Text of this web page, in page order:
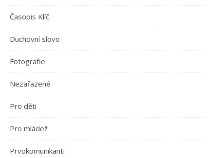
Časopis Klíč
Duchovní slovo
Fotografie
Nezařazené
Pro děti
Pro mládež
Prvokomunikanti